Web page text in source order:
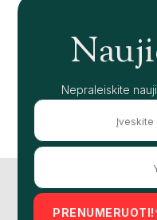
Nepraleiskite
PRENUMERUOTI!